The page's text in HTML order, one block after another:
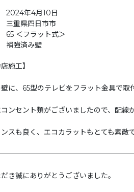
2024年4月10日
三重県四日市市
65 ＜フラット式＞
補強済み壁
施工】
に、65型のテレビをフラット金具で取
ンセント類がございましたので、配
スも良く、エコカラットもとても素敵
き誠にありがとうございました。